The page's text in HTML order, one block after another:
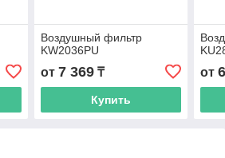
Воздушный фильтр
KW2036PU
от 7 369₸
Купить
от